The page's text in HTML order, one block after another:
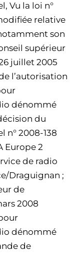
Vu la loi n°
relative
son
supérieur
juillet 2005
l’autorisation
dénommé
du
n° 2008-138
Europe 2
de radio
Draguignan ;
de
2008
dénommé
de